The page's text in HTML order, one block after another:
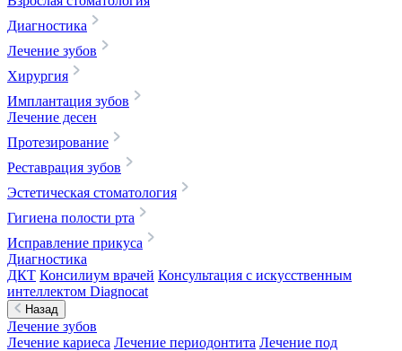
Диагностика
Лечение зубов
Хирургия
Имплантация зубов
Лечение десен
Протезирование
Реставрация зубов
Эстетическая стоматология
Гигиена полости рта
Исправление прикуса
Диагностика
ДКТ Консилиум врачей Консультация с искусственным
интеллектом Diagnocat
Назад
Лечение зубов
Лечение кариеса Лечение периодонтита Лечение под